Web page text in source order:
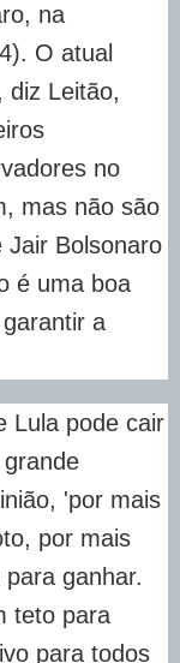
na
O atual
diz Leitão,
no
mas não são
Jair Bolsonaro
é uma boa
a
Lula pode cair
'por mais
por mais
ganhar.
teto para
para todos